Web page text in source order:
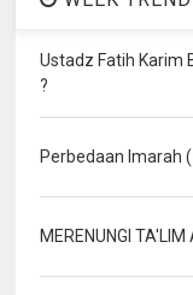
Ustadz Fatih Karim
?
MERENUNGI